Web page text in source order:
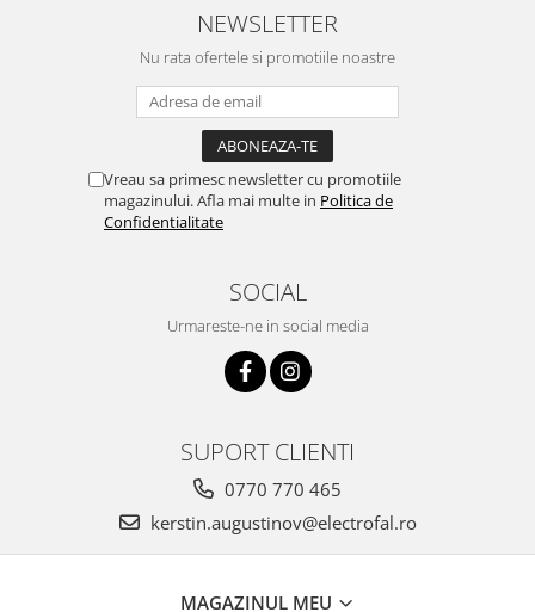
NEWSLETTER
Nu rata ofertele si promotiile noastre
Vreau sa primesc newsletter cu promotiile
magazinului. Afla mai multe in Politica de
Confidentialitate
SOCIAL
Urmareste-ne in social media
SUPORT CLIENTI
0770 770 465
kerstin.augustinov@electrofal.ro
MAGAZINUL MEU